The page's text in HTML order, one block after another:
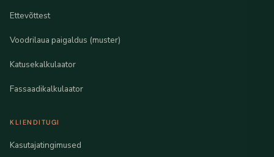
Ettevõttest
Voodrilaua paigaldus (muster)
Katusekalkulaator
Fassaadikalkulaator
KLIENDITUGI
Kasutajatingimused